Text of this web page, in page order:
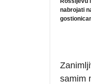
nabrojati
samim